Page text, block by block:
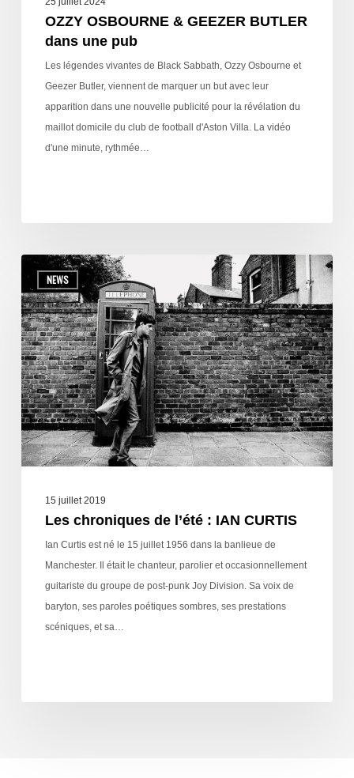
OZZY OSBOURNE & GEEZER BUTLER
dans une pub
Les légendes vivantes de Black Sabbath, Ozzy Osbourne et
Geezer Butler, viennent de marquer un but avec leur
apparition dans une nouvelle publicité pour la révélation du
maillot domicile du club de football d'Aston Villa. La vidéo
d'une minute, rythmée…
NEWS
15 juillet 2019
Les chroniques de l’été : IAN CURTIS
Ian Curtis est né le 15 juillet 1956 dans la banlieue de
Manchester. Il était le chanteur, parolier et occasionnellement
guitariste du groupe de post-punk Joy Division. Sa voix de
baryton, ses paroles poétiques sombres, ses prestations
scéniques, et sa…